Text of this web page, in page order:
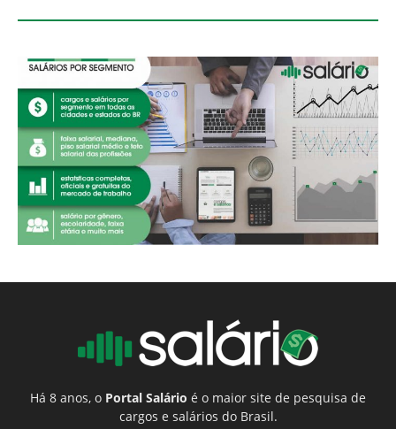
Há 8 anos, o Portal Salário é o maior site de pesquisa de
cargos e salários do Brasil.